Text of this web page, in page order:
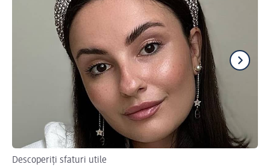
Descoperiți sfaturi utile